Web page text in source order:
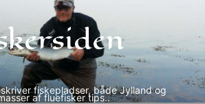
fiskepladser, både Jylland og
af fluefisker tips..